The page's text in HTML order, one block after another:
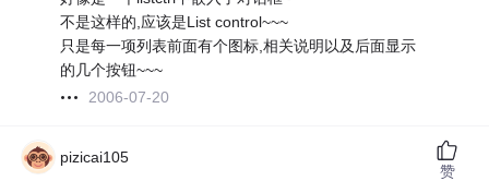
不是这样的,应该是List control~~~
只是每一项列表前面有个图标,相关说明以及后面显示
的几个按钮~~~
2006-07-20
pizicai105
赞